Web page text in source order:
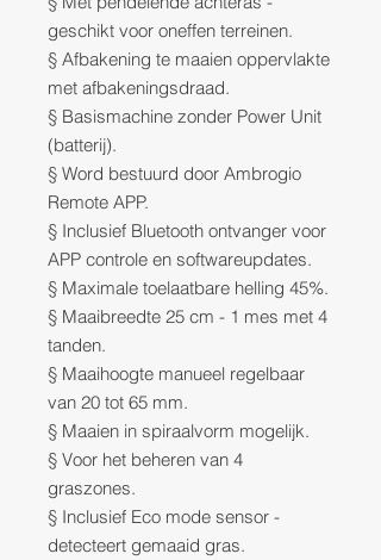
geschikt voor oneffen terreinen.
§ Afbakening te maaien oppervlakte
met afbakeningsdraad.
§ Basismachine zonder Power Unit
(batterij).
§ Word bestuurd door Ambrogio
Remote APP.
§ Inclusief Bluetooth ontvanger voor
APP controle en softwareupdates.
§ Maximale toelaatbare helling 45%.
§ Maaibreedte 25 cm - 1 mes met 4
tanden.
§ Maaihoogte manueel regelbaar
van 20 tot 65 mm.
§ Maaien in spiraalvorm mogelijk.
§ Voor het beheren van 4
graszones.
§ Inclusief Eco mode sensor -
detecteert gemaaid gras.